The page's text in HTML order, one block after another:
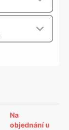
Na
objednání u